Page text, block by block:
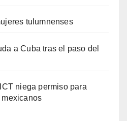
tulumnenses
a Cuba tras el paso del
niega permiso para